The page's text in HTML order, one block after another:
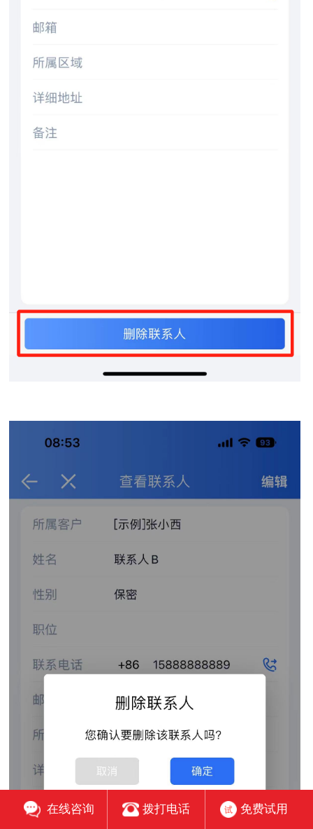
在线咨询 拨打电话 免费试用